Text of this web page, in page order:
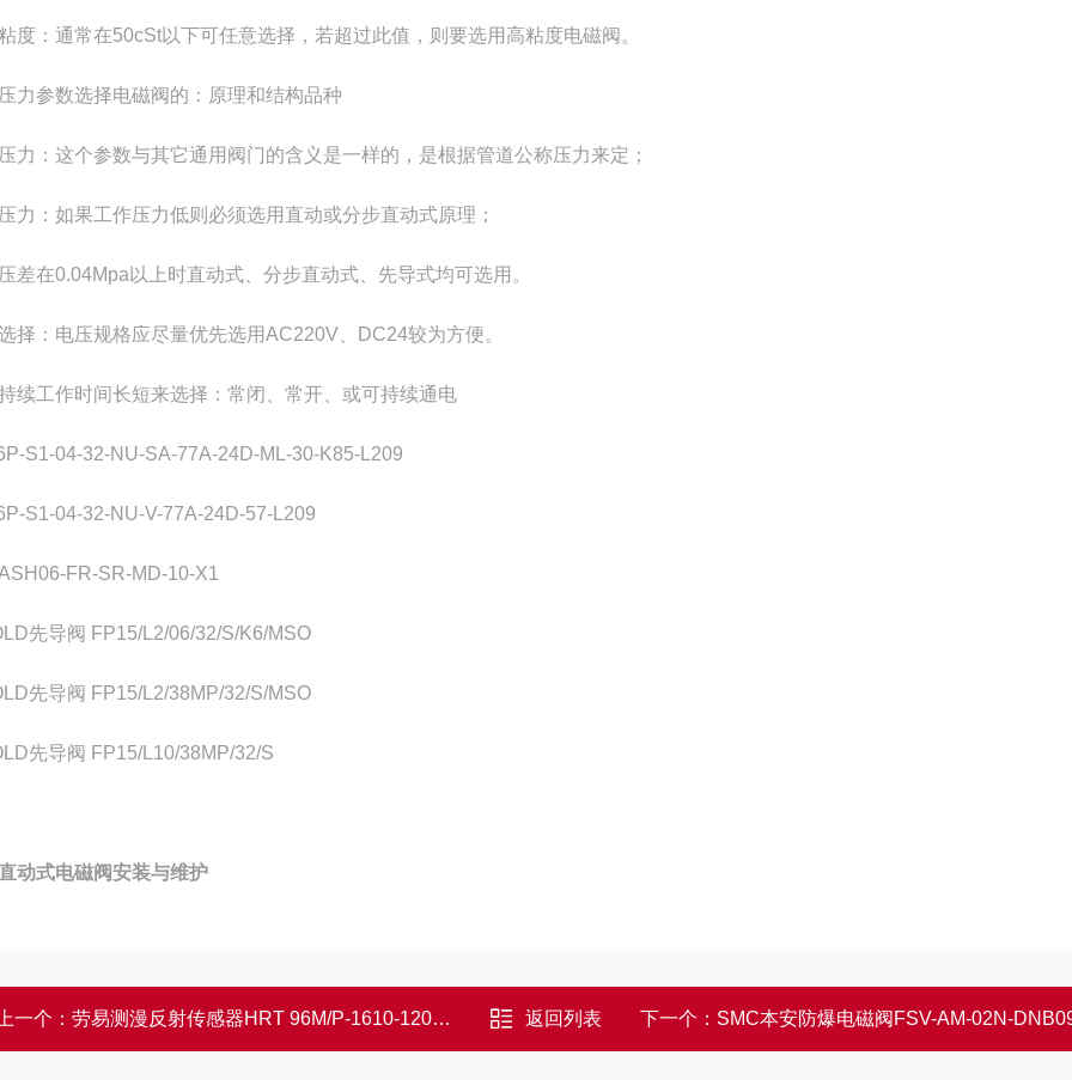
度：通常在50cSt以下可任意选择，若超过此值，则要选用高粘度电磁阀。
力参数选择电磁阀的：原理和结构品种
力：这个参数与其它通用阀门的含义是一样的，是根据管道公称压力来定；
力：如果工作压力低则必须选用直动或分步直动式原理；
差在0.04Mpa以上时直动式、分步直动式、先导式均可选用。
择：电压规格应尽量优先选用AC220V、DC24较为方便。
续工作时间长短来选择：常闭、常开、或可持续通电
S1-04-32-NU-SA-77A-24D-ML-30-K85-L209
S1-04-32-NU-V-77A-24D-57-L209
FR-SR-MD-10-X1
先导阀 FP15/L2/06/32/S/K6/MSO
先导阀 FP15/L2/38MP/32/S/MSO
先导阀 FP15/L10/38MP/32/S
动式电磁阀安装与维护
一个： 劳易测漫反射传感器HRT 96M/P-1610-1200-41 返回列表 下一个： SMC本安防爆电磁阀FSV-AM-02N-